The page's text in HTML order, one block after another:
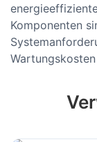
Komponenten